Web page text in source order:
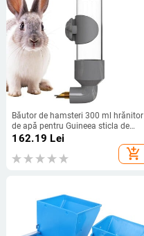
Băutor de hamsteri 300 ml hrănitor
de apă pentru Guineea sticla de
băut cu apă rezistentă la scurgeri
mini alimentator automat de apă
pentru animale de companie
162.19 Lei
add_shopping_cart